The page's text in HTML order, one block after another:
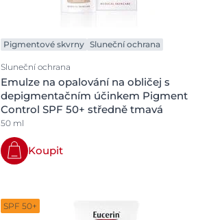
Pigmentové skvrny Sluneční ochrana
Sluneční ochrana
Emulze na opalování na obličej s
depigmentačním účinkem Pigment
Control SPF 50+ středně tmavá
50 ml
Koupit
SPF 50+